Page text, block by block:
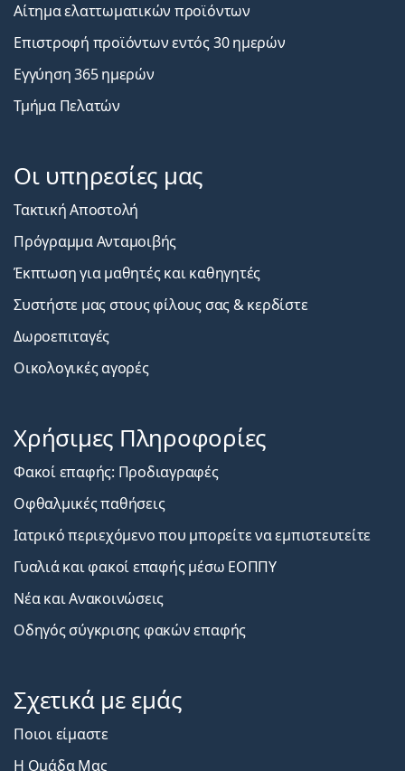
Αίτημα ελαττωματικών προϊόντων
Επιστροφή προϊόντων εντός 30 ημερών
Εγγύηση 365 ημερών
Τμήμα Πελατών
Οι υπηρεσίες μας
Τακτική Αποστολή
Πρόγραμμα Ανταμοιβής
Έκπτωση για μαθητές και καθηγητές
Συστήστε μας στους φίλους σας & κερδίστε
Δωροεπιταγές
Οικολογικές αγορές
Χρήσιμες Πληροφορίες
Φακοί επαφής: Προδιαγραφές
Οφθαλμικές παθήσεις
Ιατρικό περιεχόμενο που μπορείτε να εμπιστευτείτε
Γυαλιά και φακοί επαφής μέσω ΕΟΠΠΥ
Νέα και Ανακοινώσεις
Οδηγός σύγκρισης φακών επαφής
Σχετικά με εμάς
Ποιοι είμαστε
Η Ομάδα Μας